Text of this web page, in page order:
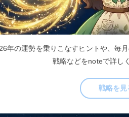
年の運勢を乗りこなすヒントや、毎
戦略などをnoteで詳し
戦略を見